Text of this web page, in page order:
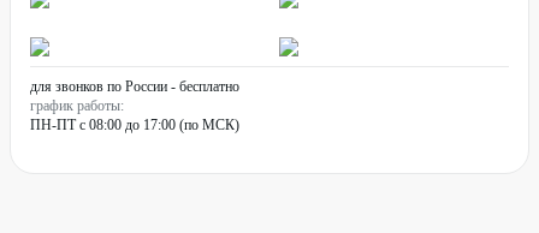
для звонков по России - бесплатно
график работы:
ПН-ПТ с 08:00 до 17:00 (по МСК)